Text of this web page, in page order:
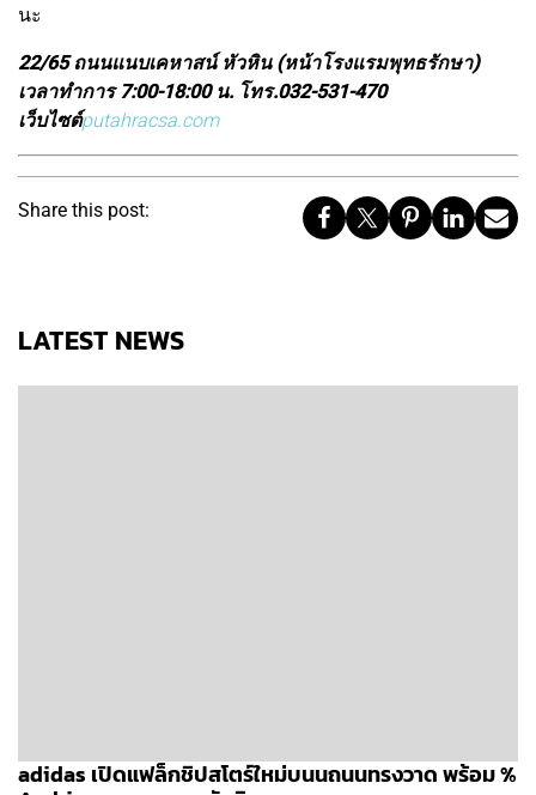
นะ
22/65 ถนนแนบเคหาสน์ หัวหิน (หน้าโรงแรมพุทธรักษา)
เวลาทำการ 7:00-18:00 น. โทร.032-531-470
เว็บไซต์putahracsa.com
Share this post:
LATEST NEWS
adidas เปิดแฟล็กชิปสโตร์ใหม่บนนถนนทรงวาด พร้อม %